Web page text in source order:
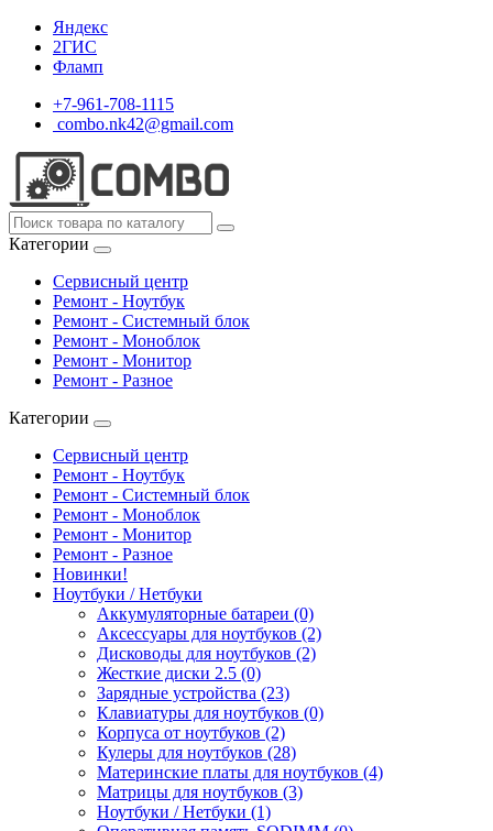
Яндекс
2ГИС
Фламп
+7-961-708-1115
combo.nk42@gmail.com
Категории
Сервисный центр
Ремонт - Ноутбук
Ремонт - Системный блок
Ремонт - Моноблок
Ремонт - Монитор
Ремонт - Разное
Категории
Сервисный центр
Ремонт - Ноутбук
Ремонт - Системный блок
Ремонт - Моноблок
Ремонт - Монитор
Ремонт - Разное
Новинки!
Ноутбуки / Нетбуки
Аккумуляторные батареи (0)
Аксессуары для ноутбуков (2)
Дисководы для ноутбуков (2)
Жесткие диски 2.5 (0)
Зарядные устройства (23)
Клавиатуры для ноутбуков (0)
Корпуса от ноутбуков (2)
Кулеры для ноутбуков (28)
Материнские платы для ноутбуков (4)
Матрицы для ноутбуков (3)
Ноутбуки / Нетбуки (1)